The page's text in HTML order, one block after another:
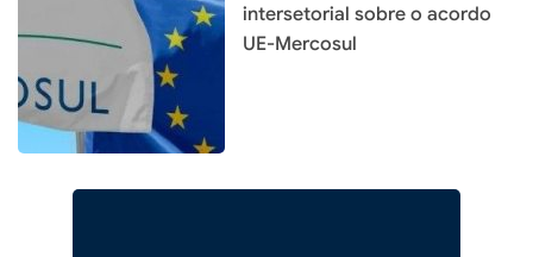
intersetorial sobre o acordo
UE-Mercosul